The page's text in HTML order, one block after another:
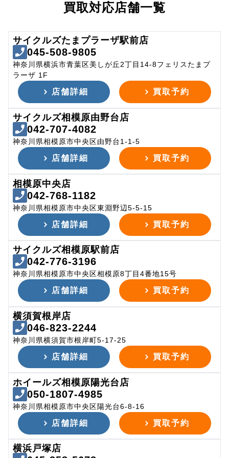
買取対応店舗一覧
サイクルズたまプラーザ駅前店
045-508-9805
神奈川県横浜市青葉区美しが丘2丁目14-8フェリスたまプ
ラーザ 1F
店舗詳細 買取予約
サイクルズ相模原由野台店
042-707-4082
神奈川県相模原市中央区由野台1-1-5
店舗詳細 買取予約
相模原中央店
042-768-1182
神奈川県相模原市中央区東淵野辺5-5-15
店舗詳細 買取予約
サイクルズ相模原駅前店
042-776-3196
神奈川県相模原市中央区相模原8丁目4番地15号
店舗詳細 買取予約
横須賀根岸店
046-823-2244
神奈川県横須賀市根岸町5-17-25
店舗詳細 買取予約
ホイールズ相模原陽光台店
050-1807-4985
神奈川県相模原市中央区陽光台6-8-16
店舗詳細 買取予約
横浜戸塚店